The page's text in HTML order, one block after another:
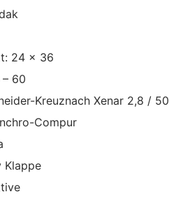
24 x 36
– 60
Kreuznach Xenar 2,8 / 50
Compur
Klappe